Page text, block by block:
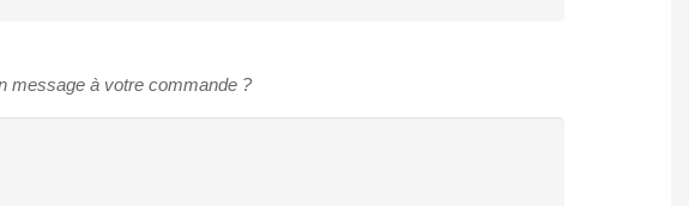
message à votre commande ?